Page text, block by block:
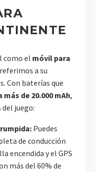
como el móvil para
a su
Con baterías que
más de 20.000 mAh,
juego:
Puedes
de conducción
encendida y el GPS
más del 60% de